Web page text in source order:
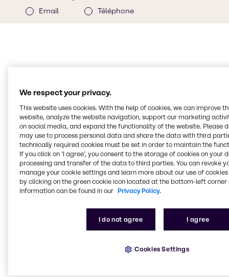
Propriétés de l'acide
borique
L'acide borique est l'acide oxygéné le plus simple de
l'élément chimique bore.
Propriétés de l'acide borique
l'eau, l'éthanol et la glycérine. Ses sels sont appelés
borates. L'acide borique pur forme des cristaux
floconneux, incolores et brillants. C'est un acide très
faible. L'acide borique est généralement produit
techniquement en faisant réagir le borax obtenu à
We respect your privacy.
This website uses cookies. With the help of cookies, we can improve
website, analyze the website navigation, support our marketing
on social media, and expand the functionality of the website. Please
may use to process personal data and share the data with third
technically required cookies must be set in order to maintain the
If you click on ’I agree’, you consent to the storage of cookies on your
processing and transfer of the data to third parties. You can revoke
manage your cookie settings and learn more about our use of cookies
by clicking on the green cookie icon located at the bottom-left corner
information can be found in our Privacy Policy.
I do not agree I agree
Cookies Settings